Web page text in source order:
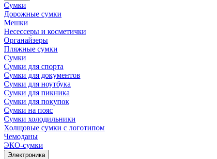
Сумки
Дорожные сумки
Мешки
Несессеры и косметички
Органайзеры
Пляжные сумки
Сумки
Сумки для спорта
Сумки для документов
Сумки для ноутбука
Сумки для пикника
Сумки для покупок
Сумки на пояс
Сумки холодильники
Холщовые сумки с логотипом
Чемоданы
ЭКО-сумки
Электроника